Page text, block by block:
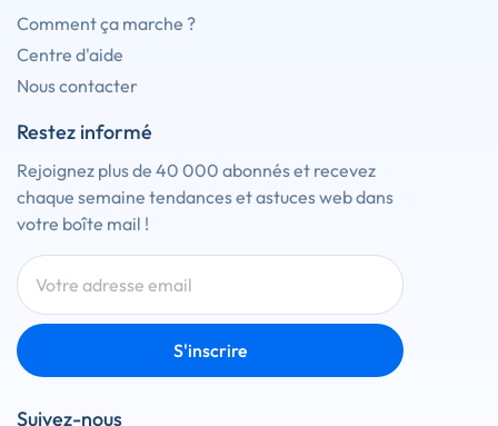
Comment ça marche ?
Centre d'aide
Nous contacter
Restez informé
Rejoignez plus de 40 000 abonnés et recevez
chaque semaine tendances et astuces web dans
votre boîte mail !
S'inscrire
Suivez-nous